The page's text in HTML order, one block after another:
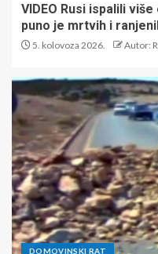
VIDEO Rusi ispalili
puno je mrtvih i
5. kolovoza 2026. Autor:
DOMOVINSKI RAT